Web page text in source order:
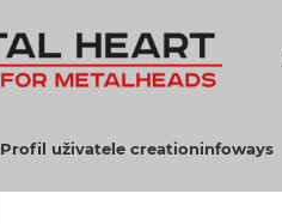
Profil uživatele creationinfoways